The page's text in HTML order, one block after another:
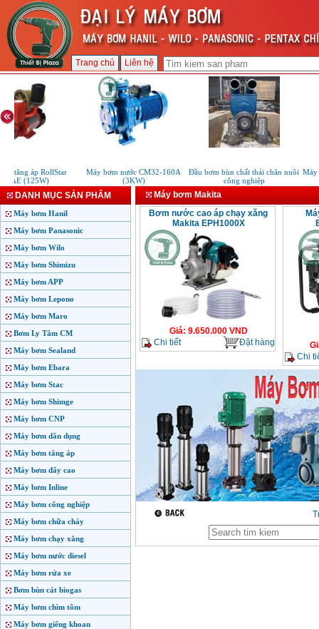
Trang chủ Liên hệ
tăng áp RollStar
(125W)
Máy bơm nước CM32-160A
(3KW)
Đầu bơm bùn chất thải chăn nuôi
công nghiệp
Máy
DANH MỤC SẢN PHẨM
Máy bơm Hanil
Máy bơm Panasonic
Máy bơm Wilo
Máy bơm Shimizu
Máy bơm APP
Máy bơm Lepono
Máy bơm Maro
Bơm Ly Tâm CM
Máy bơm Sealand
Máy bơm Ebara
Máy bơm Stac
Máy bơm Shimge
Máy bơm CNP
Máy bơm dân dụng
Máy bơm tăng áp
Máy bơm đẩy cao
Máy bơm Inline
Máy bơm công nghiệp
Máy bơm chữa cháy
Máy bơm chạy xăng
Máy bơm nước diesel
Máy bơm rửa xe
Bơm bùn cát biogas
Máy bơm chìm tõm
Máy bơm giếng khoan
Máy bơm Makita
Bơm nước cao áp chạy xăng
Makita EPH1000X
Giá: 9.650.000VND
Chi tiết
Đặt hàng
Chi